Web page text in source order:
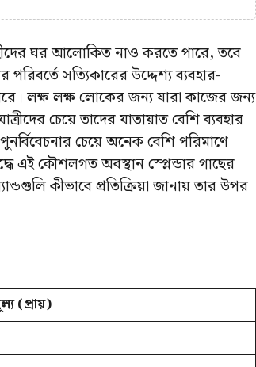
ঘর আলোকিত নাও করতে পারে, তবে
পরিবর্তে সত্যিকারের উদ্দেশ্য ব্যবহার-
লক্ষ লক্ষ লোকের জন্য যারা কাজের জন্য
চেয়ে তাদের যাতায়াত বেশি ব্যবহার
চেয়ে অনেক বেশি পরিমাণে
এই কৌশলগত অবস্থান স্প্লেন্ডার গাছের
কীভাবে প্রতিক্রিয়া জানায় তার উপর
(প্রায়)